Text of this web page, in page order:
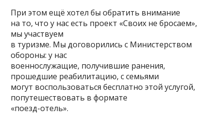
При этом ещё хотел бы обратить внимание
на то, что у нас есть проект «Своих не бросаем»,
мы участвуем
в туризме. Мы договорились с Министерством
обороны: у нас
военнослужащие, получившие ранения,
прошедшие реабилитацию, с семьями
могут воспользоваться бесплатно этой услугой,
попутешествовать в формате
«поезд-отель».